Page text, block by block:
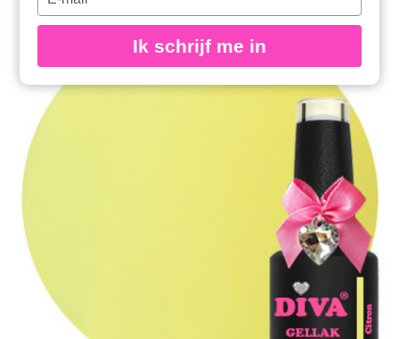
je
e-
in
Ik schrijf me in